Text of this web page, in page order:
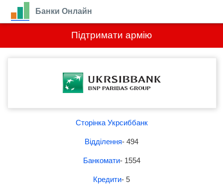
Підтримати армію
Банки Онлайн
Сторінка Укрсиббанк
Відділення- 494
Банкомати- 1554
Кредити- 5